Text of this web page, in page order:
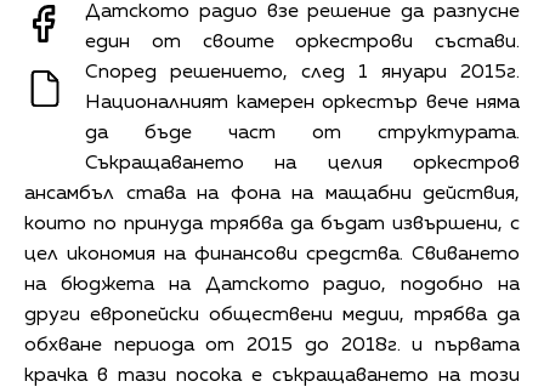
Датското радио взе решение да разпусне
един от своите оркестрови състави.
Според решението, след 1 януари 2015г.
Националният камерен оркестър вече няма
да бъде част от структурата.
Съкращаването на целия оркестров
ансамбъл става на фона на мащабни действия,
които по принуда трябва да бъдат извършени, с
цел икономия на финансови средства. Свиването
на бюджета на Датското радио, подобно на
други европейски обществени медии, трябва да
обхване периода от 2015 до 2018г. и първата
крачка в тази посока е съкращаването на този